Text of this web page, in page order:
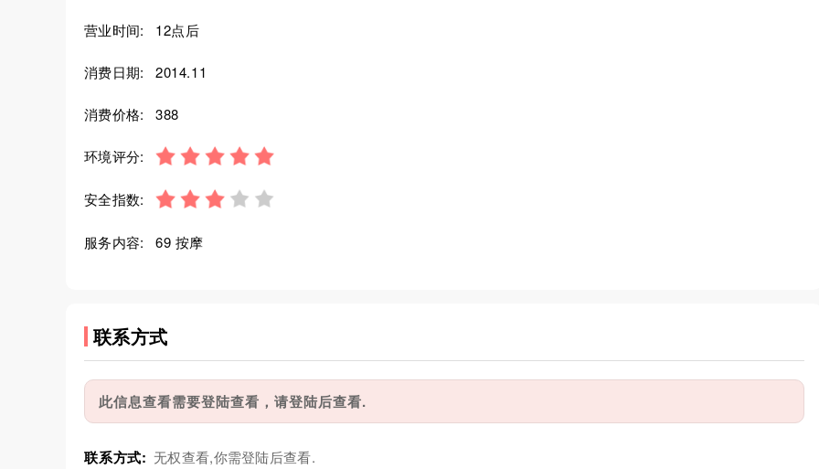
营业时间: 12点后
消费日期: 2014.11
消费价格: 388
环境评分:
安全指数:
服务内容: 69 按摩
联系方式
此信息查看需要登陆查看，请登陆后查看.
联系方式: 无权查看,你需登陆后查看.